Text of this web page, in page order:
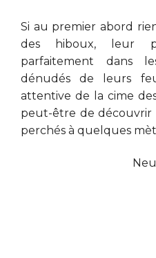
Si au premier abord
des hiboux, leur
parfaitement dans
dénudés de leurs
attentive de la cime
peut-être de
perchés à quelques